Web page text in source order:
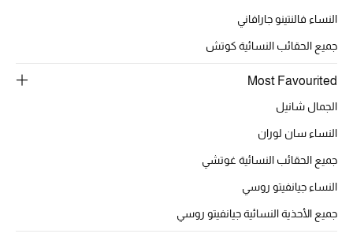
صُممت للرجال
تسوقوا للرجال
خصومات
عودة صغاركم للمدارس
النساء فالنتينو جارافاني
جميع الحقائب النسائية كوتش
Most Favourited
الجمال شانيل
النساء سان لوران
جميع الحقائب النسائية غوتشي
النساء جيانفيتو روسي
جميع الأحذية النسائية جيانفيتو روسي